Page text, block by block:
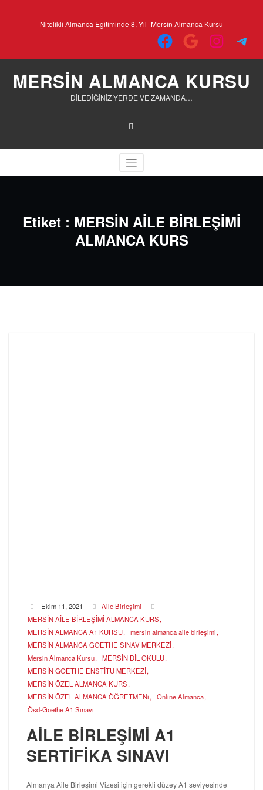
Nitelikli Almanca Egitiminde 8. Yıl- Mersin Almanca Kursu
Facebook
Google
MERSİN ALMANCA KURSU
DİLEDİĞİNİZ YERDE VE ZAMANDA…
Etiket : MERSİN AİLE BİRLEŞİMİ
ALMANCA KURS
Ekim 11, 2021
Aile Birleşimi
MERSİN AİLE BİRLEŞİMİ ALMANCA KURS
MERSİN ALMANCA A1 KURSU
mersin almanca aile birleşimi
MERSİN ALMANCA GOETHE SINAV MERKEZİ
Mersin Almanca Kursu
MERSİN DİL OKULU
MERSİN GOETHE ENSTİTU MERKEZİ
MERSİN ÖZEL ALMANCA KURS
MERSİN ÖZEL ALMANCA ÖĞRETMENi
Online Almanca
Ösd-Goethe A1 Sınavı
AİLE BİRLEŞİMİ A1
SERTİFİKA SINAVI
Almanya Aile Birleşimi Vizesi için gerekli düzey A1 seviyesinde